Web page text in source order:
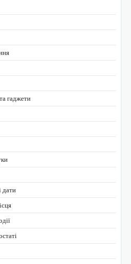
гаджети
дати